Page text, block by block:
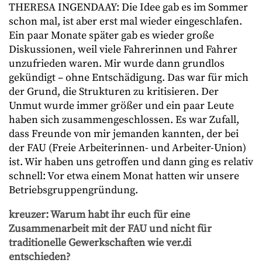
THERESA INGENDAAY: Die Idee gab es im Sommer
schon mal, ist aber erst mal wieder eingeschlafen.
Ein paar Monate später gab es wieder große
Diskussionen, weil viele Fahrerinnen und Fahrer
unzufrieden waren. Mir wurde dann grundlos
gekündigt – ohne Entschädigung. Das war für mich
der Grund, die Strukturen zu kritisieren. Der
Unmut wurde immer größer und ein paar Leute
haben sich zusammengeschlossen. Es war Zufall,
dass Freunde von mir jemanden kannten, der bei
der FAU (Freie Arbeiterinnen- und Arbeiter-Union)
ist. Wir haben uns getroffen und dann ging es relativ
schnell: Vor etwa einem Monat hatten wir unsere
Betriebsgruppengründung.
kreuzer: Warum habt ihr euch für eine
Zusammenarbeit mit der FAU und nicht für
traditionelle Gewerkschaften wie ver.di
entschieden?